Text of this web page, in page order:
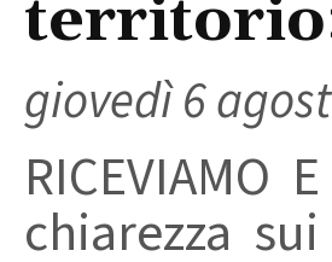
giovedì 6
RICEVIAMO
chiarezza